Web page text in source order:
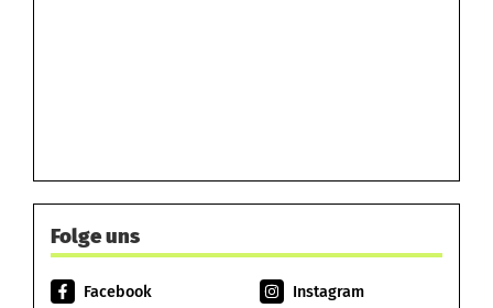
Folge uns
Facebook
Instagram